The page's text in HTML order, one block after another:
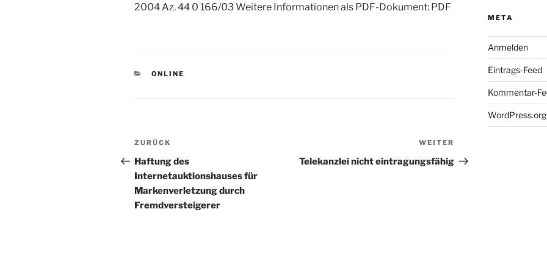
2004 Az. 44 0 166/03 Weitere Informationen als PDF-Dokument: PDF
KATEGORIEN
ONLINE
Beitragsnavigation
Vorheriger
Beitrag
ZURÜCK
Haftung des
Internetauktionshauses für
Markenverletzung durch
Fremdversteigerer
Beitrag
WEITER
Telekanzlei nicht eintragungsfähig
META
Anmelden
Eintrags-Feed
Kommentar-
WordPress.org